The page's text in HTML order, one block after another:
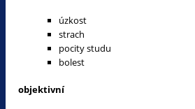
úzkost
strach
pocity studu
bolest
objektivní